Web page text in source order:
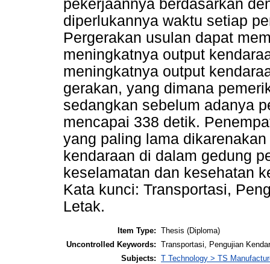
pekerjaannya berdasarkan
diperlukannya waktu setiap
Pergerakan usulan dapat
meningkatnya output
meningkatnya output
gerakan, yang dimana
sedangkan sebelum adanya
mencapai 338 detik.
yang paling lama
kendaraan di dalam gedung
keselamatan dan kesehatan
Kata kunci: Transportasi,
Letak.
Item Type: Thesis (Diploma)
Uncontrolled Keywords: Transportasi, Pengujian
Subjects: T Technology > TS